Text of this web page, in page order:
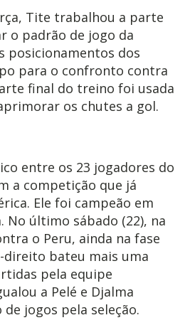
Tite trabalhou a parte
o padrão de jogo da
posicionamentos dos
para o confronto contra
final do treino foi usada
os chutes a gol.
entre os 23 jogadores do
a competição que já
Ele foi campeão em
No último sábado (22), na
o Peru, ainda na fase
bateu mais uma
pela equipe
a Pelé e Djalma
jogos pela seleção.